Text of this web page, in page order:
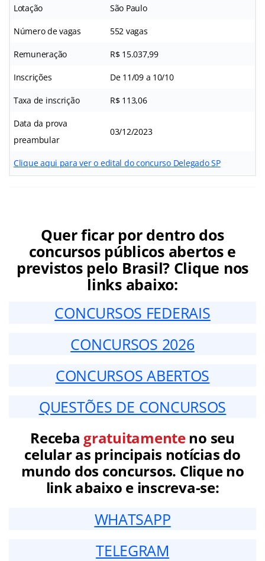
Lotação São Paulo
Número de vagas 552 vagas
Remuneração R$ 15.037,99
Inscrições De 11/09 a 10/10
Taxa de inscrição R$ 113,06
Data da prova
preambular
03/12/2023
Clique aqui para ver o edital do concurso Delegado SP
Quer ficar por dentro dos
concursos públicos abertos e
previstos pelo Brasil? Clique nos
links abaixo:
CONCURSOS FEDERAIS
CONCURSOS 2026
CONCURSOS ABERTOS
QUESTÕES DE CONCURSOS
Receba gratuitamenteno seu
celular as principais notícias do
mundo dos concursos. Clique no
link abaixo e inscreva-se:
WHATSAPP
TELEGRAM